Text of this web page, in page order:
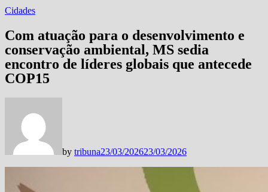
Cidades
Com atuação para o desenvolvimento e
conservação ambiental, MS sedia
encontro de líderes globais que antecede
COP15
by tribuna23/03/202623/03/2026